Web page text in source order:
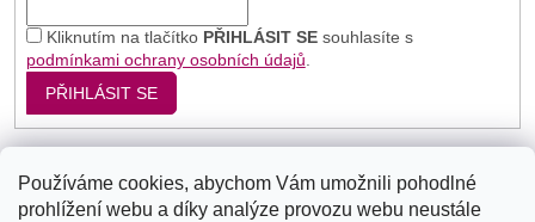
Používáme cookies, abychom Vám umožnili pohodlné
prohlížení webu a díky analýze provozu webu neustále
Kliknutím na tlačítko PŘIHLÁSIT SEsouhlasíte s
podmínkami ochrany osobních údajů.
PŘIHLÁSIT SE
Seznam Google Bing